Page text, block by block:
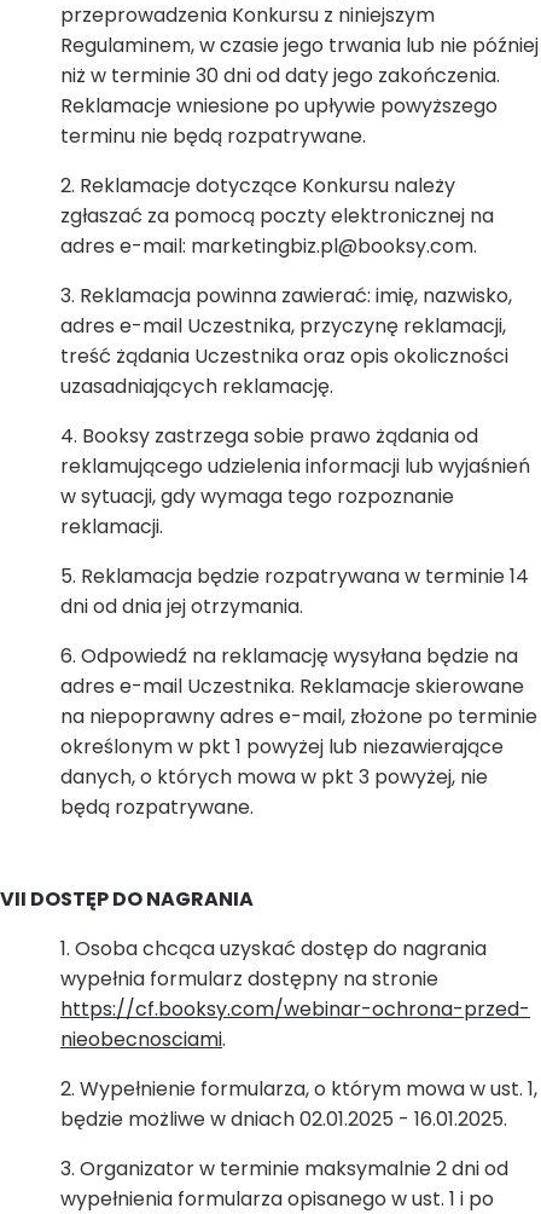
przeprowadzenia Konkursu z niniejszym
Regulaminem, w czasie jego trwania lub nie później
niż w terminie 30 dni od daty jego zakończenia.
Reklamacje wniesione po upływie powyższego
terminu nie będą rozpatrywane.
Reklamacje dotyczące Konkursu należy
zgłaszać za pomocą poczty elektronicznej na
adres e-mail: marketingbiz.pl@booksy.com.
Reklamacja powinna zawierać: imię, nazwisko,
adres e-mail Uczestnika, przyczynę reklamacji,
treść żądania Uczestnika oraz opis okoliczności
uzasadniających reklamację.
Booksy zastrzega sobie prawo żądania od
reklamującego udzielenia informacji lub wyjaśnień
w sytuacji, gdy wymaga tego rozpoznanie
reklamacji.
Reklamacja będzie rozpatrywana w terminie 14
dni od dnia jej otrzymania.
Odpowiedź na reklamację wysyłana będzie na
adres e-mail Uczestnika. Reklamacje skierowane
na niepoprawny adres e-mail, złożone po terminie
określonym w pkt 1 powyżej lub niezawierające
danych, o których mowa w pkt 3 powyżej, nie
będą rozpatrywane.
VII DOSTĘP DO NAGRANIA
Osoba chcąca uzyskać dostęp do nagrania
wypełnia formularz dostępny na stronie
https://cf.booksy.com/webinar-ochrona-przed-
nieobecnosciami.
Wypełnienie formularza, o którym mowa w ust. 1,
będzie możliwe w dniach 02.01.2025 - 16.01.2025.
Organizator w terminie maksymalnie 2 dni od
wypełnienia formularza opisanego w ust. 1 i po